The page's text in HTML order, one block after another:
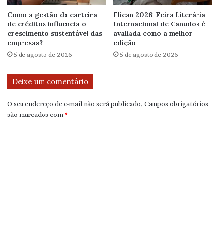
Como a gestão da carteira
de créditos influencia o
crescimento sustentável das
empresas?
5 de agosto de 2026
Flican 2026: Feira Literária
Internacional de Canudos é
avaliada como a melhor
edição
5 de agosto de 2026
Deixe um comentário
O seu endereço de e-mail não será publicado. Campos obrigatórios
são marcados com *